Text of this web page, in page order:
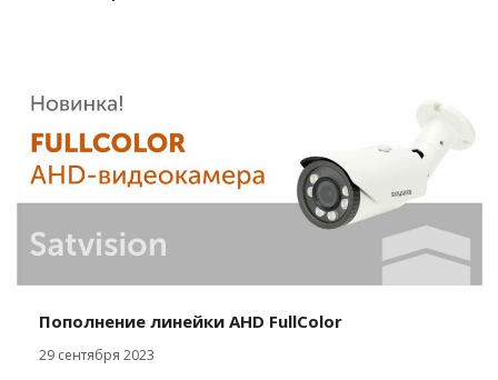
Пополнение линейки AHD FullColor
29 сентября 2023